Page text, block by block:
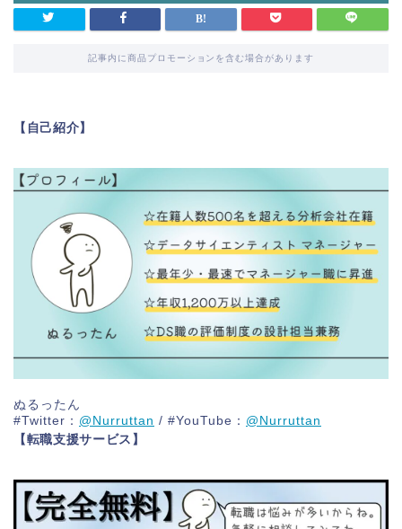
記事内に商品プロモーションを含む場合があります
【自己紹介】
ぬるったん
#Twitter： @Nurruttan / #YouTube： @Nurruttan
【転職支援サービス】